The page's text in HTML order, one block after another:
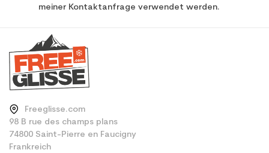
meiner Kontaktanfrage verwendet werden.
Freeglisse.com
98 B rue des champs plans
74800 Saint-Pierre en Faucigny
Frankreich